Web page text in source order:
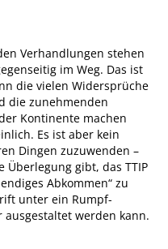
Verhandlungen stehen
im Weg. Das ist
die vielen Widersprüche
die zunehmenden
Kontinente machen
Es ist aber kein
Dingen zuzuwenden –
Überlegung gibt, das TTIP
Abkommen“ zu
unter ein Rumpf-
werden kann.